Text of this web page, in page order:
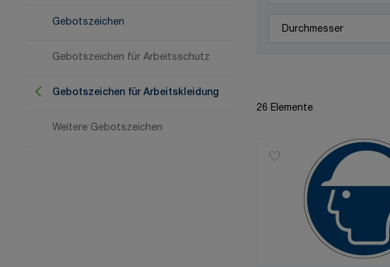
Gebotszeichen
Gebotszeichen für Arbeitsschutz
Gebotszeichen für Arbeitskleidung
Weitere Gebotszeichen
26 Elemente